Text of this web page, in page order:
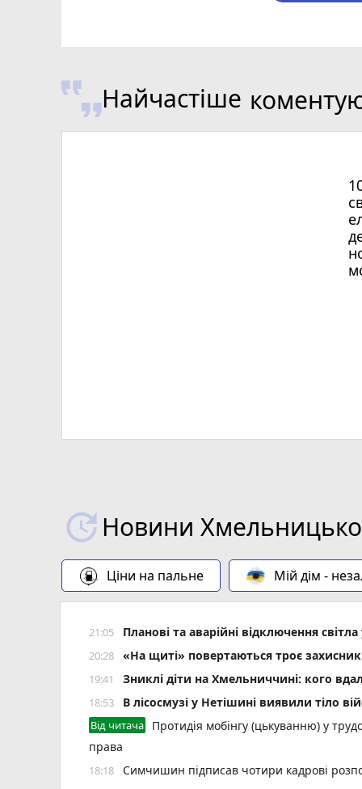
Найчастіше
Новини
Ціни на пальне Мій дім -
21:05 Планові та аварійні відключення
20:28 «На щиті» повертаються троє
19:41 Зниклі діти на Хмельниччині: кого
18:53 В лісосмузі у Нетішині виявили тіло
Від читача
Протидія мобінгу (цькуванню) у
права
18:18 Симчишин підписав чотири кадрові